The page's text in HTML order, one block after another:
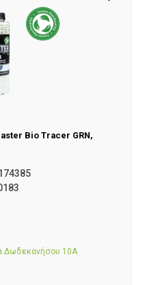
Bio Tracer GRN,
Δωδεκανήσου 10Α